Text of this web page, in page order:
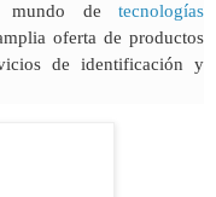
mundo de tecnologías
oferta de productos
de identificación y